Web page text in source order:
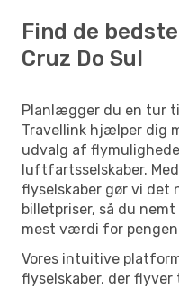
Find de
Cruz Do Sul
Planlægger du en tur
Travellink hjælper dig
udvalg af
luftfartsselskaber.
flyselskaber gør vi det
billetpriser, så du
mest værdi for
Vores intuitive
flyselskaber, der flyver